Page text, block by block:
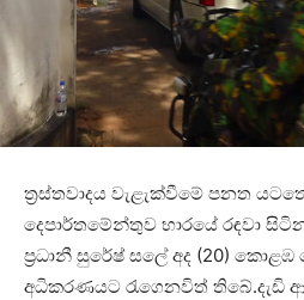
ත්‍රස්තවාදය වැළැක්වීමේ පනත
දෙපාර්තමේන්තුව භාරයේ රඳවා
ප්‍රධානී සුරේෂ් සලේ අද (20)
අධිකරණයට රැගෙනවිත් තිබේ.දැඩි